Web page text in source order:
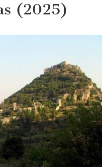
(2025)